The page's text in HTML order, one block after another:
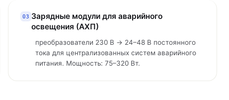
03 Зарядные модули для аварийного
освещения (АХП)
преобразователи 230 В → 24–48 В постоянного
тока для централизованных систем аварийного
питания. Мощность: 75–320 Вт.